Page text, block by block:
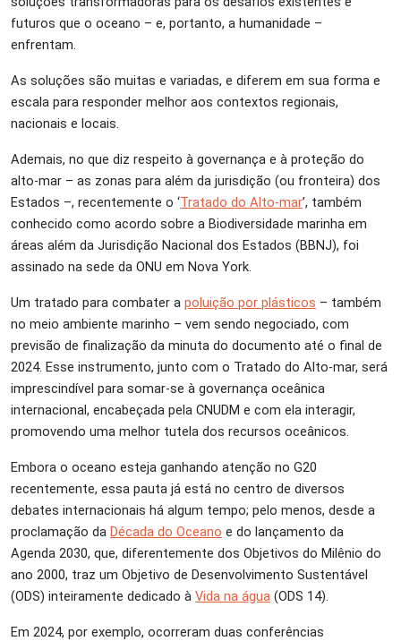
futuros que o oceano – e, portanto, a humanidade –
enfrentam.
As soluções são muitas e variadas, e diferem em sua forma e
escala para responder melhor aos contextos regionais,
nacionais e locais.
Ademais, no que diz respeito à governança e à proteção do
alto-mar – as zonas para além da jurisdição (ou fronteira) dos
Estados –, recentemente o ‘Tratado do Alto-mar’, também
conhecido como acordo sobre a Biodiversidade marinha em
áreas além da Jurisdição Nacional dos Estados (BBNJ), foi
assinado na sede da ONU em Nova York.
Um tratado para combater a poluição por plásticos – também
no meio ambiente marinho – vem sendo negociado, com
previsão de finalização da minuta do documento até o final de
2024. Esse instrumento, junto com o Tratado do Alto-mar, será
imprescindível para somar-se à governança oceânica
internacional, encabeçada pela CNUDM e com ela interagir,
promovendo uma melhor tutela dos recursos oceânicos.
Embora o oceano esteja ganhando atenção no G20
recentemente, essa pauta já está no centro de diversos
debates internacionais há algum tempo; pelo menos, desde a
proclamação da Década do Oceano e do lançamento da
Agenda 2030, que, diferentemente dos Objetivos do Milênio do
ano 2000, traz um Objetivo de Desenvolvimento Sustentável
(ODS) inteiramente dedicado à Vida na água (ODS 14).
Em 2024, por exemplo, ocorreram duas conferências